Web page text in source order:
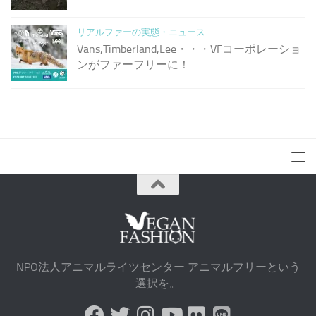
リアルファーの実態・ニュース
Vans,Timberland,Lee・・・VFコーポレーショ
ンがファーフリーに！
NPO法人アニマルライツセンター アニマルフリーという
選択を。